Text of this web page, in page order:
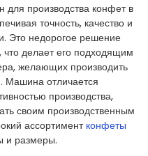
производства конфет в
точность, качество и
Это недорогое решение
что делает его подходящим
желающих производить
Машина отличается
производства,
своим производственным
ассортимент конфеты
и размеры.